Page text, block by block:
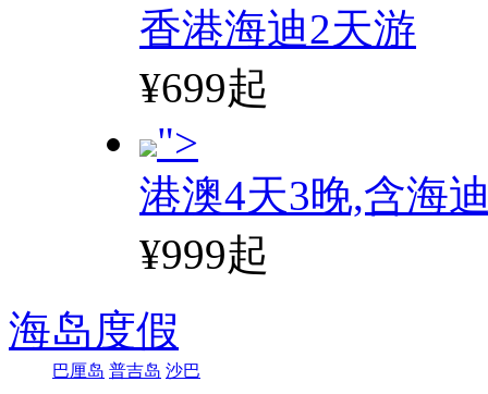
香港海迪2天游
¥699起
">
港澳4天3晚,含海
¥999起
海岛度假
巴厘岛 普吉岛 沙巴